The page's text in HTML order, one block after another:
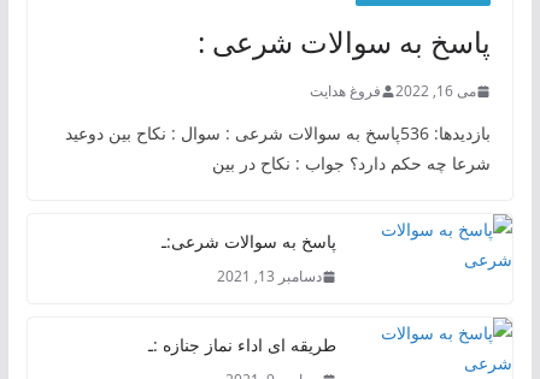
پاسخ به سوالات شرعی :
می 16, 2022 فروغ هدایت
بازدیدها: 536پاسخ به سوالات شرعی : سوال : نکاح بین دوعید
شرعا چه حکم دارد؟ جواب : نکاح در بین
پاسخ به سوالات شرعی:ـ
دسامبر 13, 2021
طریقه ای اداء نماز جنازه :ـ